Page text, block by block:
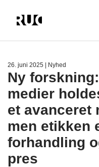
26. juni 2025 | Nyhed
Ny
medier
et avanceret
men etikken
forhandling
pres